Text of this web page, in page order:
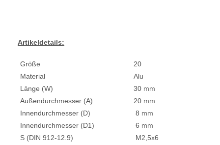
Artikeldetails:
Größe
20
Material
Alu
Länge (W)
30 mm
Außendurchmesser (A)
20 mm
Innendurchmesser (D)
8 mm
Innendurchmesser (D1)
6 mm
S (DIN 912-12.9)
M2,5x6